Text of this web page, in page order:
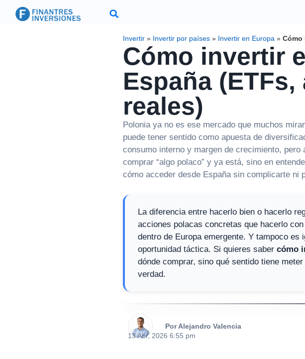
Invertir » Invertir por países » Invertir en Europa » Cómo
Cómo invertir
España
reales)
Polonia ya no es ese mercado que muchos
puede tener sentido como apuesta de
consumo interno y margen de crecimiento, pero
comprar “algo polaco” y ya está, sino en
cómo acceder desde España sin complicarte ni
La diferencia entre hacerlo bien o hacerlo
acciones polacas concretas que hacerlo
dentro de Europa emergente. Y tampoco
oportunidad táctica. Si quieres saber cómo
dónde comprar, sino qué sentido tiene
verdad.
Por Alejandro Valencia
13 Abr, 2026 6:55 pm